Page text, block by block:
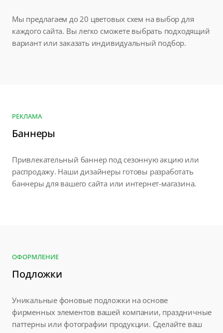
Мы предлагаем до 20 цветовых схем на выбор для
каждого сайта. Вы легко сможете выбрать подходящий
вариант или заказать индивидуальный подбор.
РЕКЛАМА
Баннеры
Привлекательный баннер под сезонную акцию или
распродажу. Наши дизайнеры готовы разработать
баннеры для вашего сайта или интернет-магазина.
ОФОРМЛЕНИЕ
Подложки
Уникальные фоновые подложки на основе
фирменных элементов вашей компании, праздничные
паттерны или фотографии продукции. Сделайте ваш